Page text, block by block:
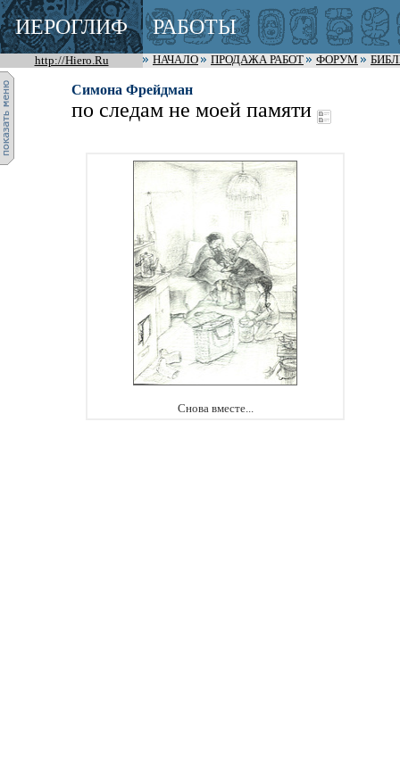
ИЕРОГЛИФ РАБОТЫ
http://Hiero.Ru НАЧАЛО ПРОДАЖА РАБОТ ФОРУМ
Симона Фрейдман
по следам не моей памяти
Снова вместе...